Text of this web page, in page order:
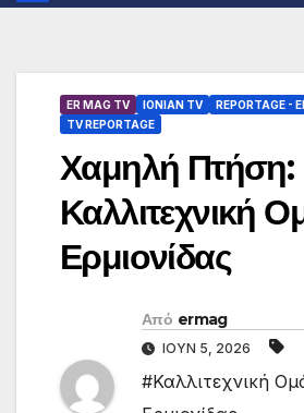
ER MAG TV IONIAN TV
REPORTAGE
TV REPORTAGE
Χαμηλή Πτήση:
Καλλιτεχνική
Ερμιονίδας
Από ermag
ΙΟΎΝ 5, 2026
#Καλλιτεχνική